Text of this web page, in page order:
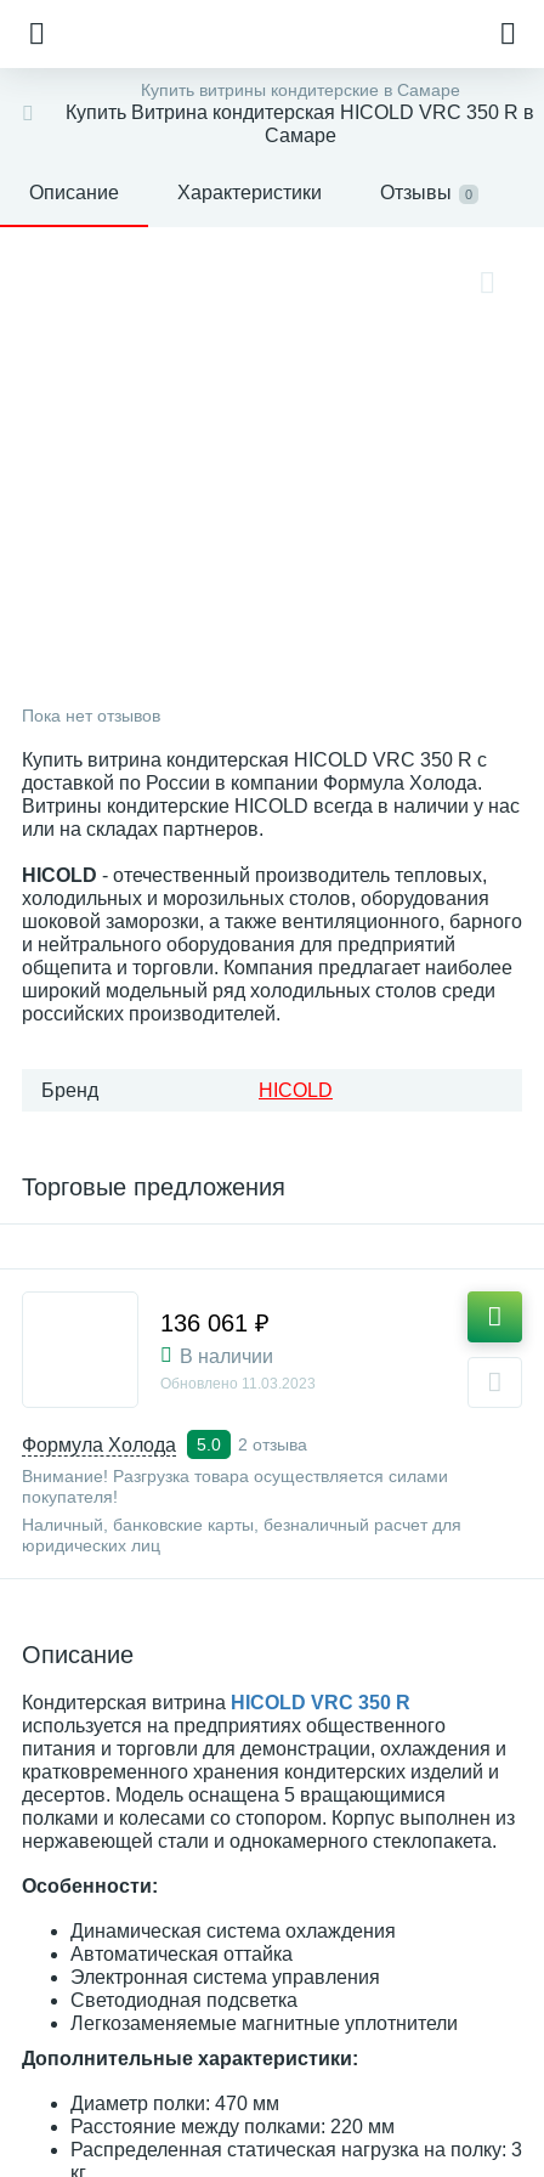
Купить витрины кондитерские в Самаре
Купить Витрина кондитерская HICOLD VRC 350 R в
Самаре
Описание Характеристики Отзывы 0
Пока нет отзывов
Купить витрина кондитерская HICOLD VRC 350 R с
доставкой по России в компании Формула Холода.
Витрины кондитерские HICOLD всегда в наличии у нас
или на складах партнеров.
HICOLD - отечественный производитель тепловых,
холодильных и морозильных столов, оборудования
шоковой заморозки, а также вентиляционного, барного
и нейтрального оборудования для предприятий
общепита и торговли. Компания предлагает наиболее
широкий модельный ряд холодильных столов среди
российских производителей.
Бренд HICOLD
Торговые предложения
Формула Холода 5.0
2 отзыва
Внимание! Разгрузка товара осуществляется силами
покупателя!
Наличный, банковские карты, безналичный расчет для
юридических лиц
136 061 ₽
В наличии
Обновлено 11.03.2023
Описание
Кондитерская витрина HICOLD VRC 350 R
используется на предприятиях общественного
питания и торговли для демонстрации, охлаждения и
кратковременного хранения кондитерских изделий и
десертов. Модель оснащена 5 вращающимися
полками и колесами со стопором. Корпус выполнен из
нержавеющей стали и однокамерного стеклопакета.
Особенности:
Динамическая система охлаждения
Автоматическая оттайка
Электронная система управления
Светодиодная подсветка
Легкозаменяемые магнитные уплотнители
Дополнительные характеристики:
Диаметр полки: 470 мм
Расстояние между полками: 220 мм
Распределенная статическая нагрузка на полку: 3
кг